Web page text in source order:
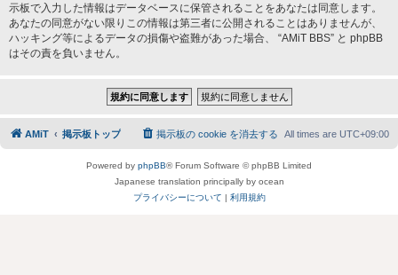
示板で入力した情報はデータベースに保管されることをあなたは同意します。
あなたの同意がない限りこの情報は第三者に公開されることはありませんが、
ハッキング等によるデータの損傷や盗難があった場合、 “AMiT BBS” と phpBB
はその責を負いません。
AMiT 掲示板トップ All times are UTC+09:00
掲示板の cookie を消去する
Powered by phpBB® Forum Software © phpBB Limited
Japanese translation principally by ocean
プライバシーについて | 利用規約